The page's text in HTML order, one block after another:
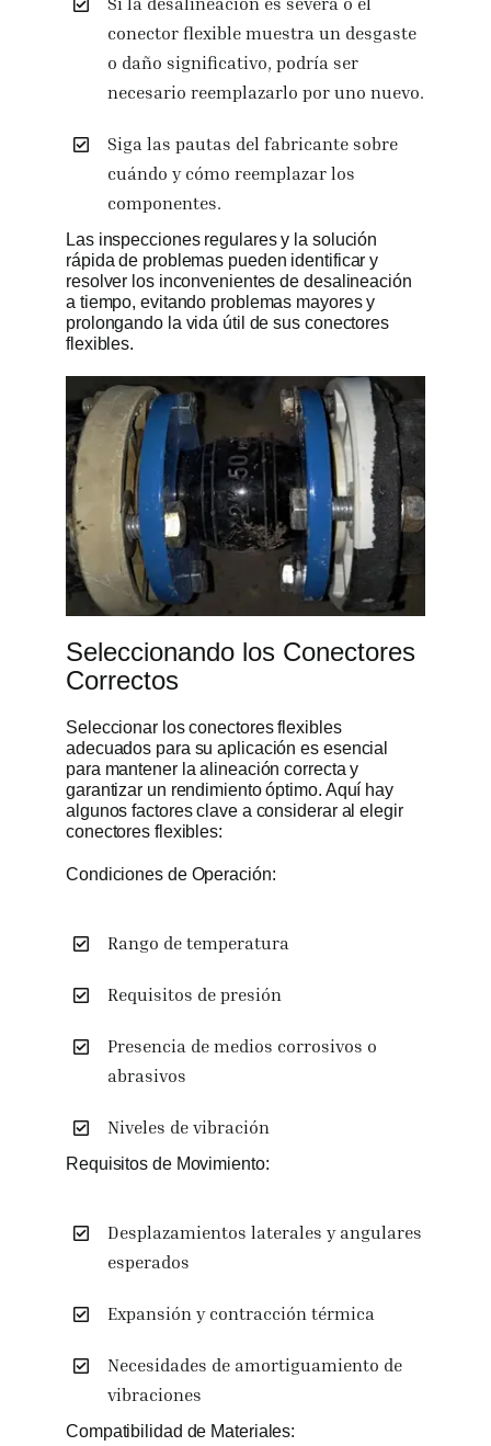
conector flexible muestra un desgaste
o daño significativo, podría ser
necesario reemplazarlo por uno nuevo.
Siga las pautas del fabricante sobre
cuándo y cómo reemplazar los
componentes.
Las inspecciones regulares y la solución
rápida de problemas pueden identificar y
resolver los inconvenientes de desalineación
a tiempo, evitando problemas mayores y
prolongando la vida útil de sus conectores
flexibles.
Seleccionando los Conectores
Correctos
Seleccionar los conectores flexibles
adecuados para su aplicación es esencial
para mantener la alineación correcta y
garantizar un rendimiento óptimo. Aquí hay
algunos factores clave a considerar al elegir
conectores flexibles:
Condiciones de Operación:
Rango de temperatura
Requisitos de presión
Presencia de medios corrosivos o
abrasivos
Niveles de vibración
Requisitos de Movimiento:
Desplazamientos laterales y angulares
esperados
Expansión y contracción térmica
Necesidades de amortiguamiento de
vibraciones
Compatibilidad de Materiales: